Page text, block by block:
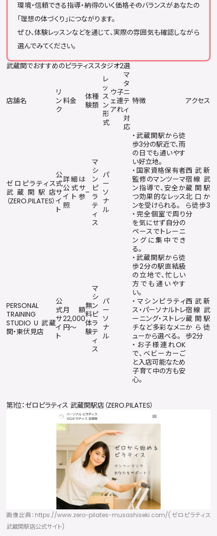
環境・信頼できる指導・納得のいく価格――そのバランスがあなたの
「理想の体づくり」につながります。
ぜひ、体験レッスンなどを通じて、実際の雰囲気も確認しながら
選んでみてください。
武蔵関でおすすめのピラティススタジオ2選
店舗名
リ
ン
ク
料金
体
験
種
類
レ
ッ
ス
ン
形
式
ウ
ェ
ア
子
連
れ
マ
タ
ニ
テ
ィ
対
応
特徴 アクセス
ゼロピラティス
武蔵関駅店
（ZERO.PILATES）
公
式
サ
イ
ト
詳細は
公式サ
イト参
照
–
マ
シ
ン
ピ
ラ
テ
ィ
ス
パ
ー
ソ
ナ
ル
・武蔵関駅から徒
歩3分の駅近で、雨
の日でも通いやす
い好立地。
・国家資格保有者
監修のマンツーマ
ン指導で、安全か
つ効果的なレッス
ンを受けられる。
・完全個室で周り
を気にせず自分の
ペースでトレーニ
ングに集中でき
る。
西武新
宿線 武
蔵関駅
北口か
ら徒歩3
分
PERSONAL
TRAINING
STUDIO U 武蔵
関・東伏見店
公
式
サ
イ
ト
月額
22,000
円〜
無
料
体
験
マ
シ
ン
ピ
ラ
テ
ィ
ス
パ
ー
ソ
ナ
ル
・武蔵関駅から徒
歩2分の駅直結級
の立地で、忙しい
方でも通いやす
い。
・マシンピラティ
ス・パーソナルトレ
ーニング・ストレッ
チなど多彩なメニ
ューから選べる。
・お子様連れOK
で、ベビーカーご
と入店可能なため
子育て中の方も安
心。
西武新
宿線 武
蔵関駅
から徒
歩2分
第1位：ゼロピラティス 武蔵関駅店（ZERO.PILATES）
画像出典：https://www.zero-pilates-musashiseki.com/(ゼロピラティス
武蔵関駅店公式サイト)